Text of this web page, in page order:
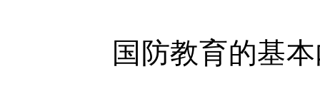
国防教育的基